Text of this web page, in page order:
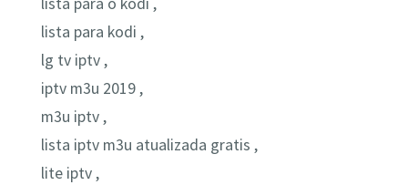
lista para o kodi ,
lista para kodi ,
lg tv iptv ,
iptv m3u 2019 ,
m3u iptv ,
lista iptv m3u atualizada gratis ,
lite iptv ,